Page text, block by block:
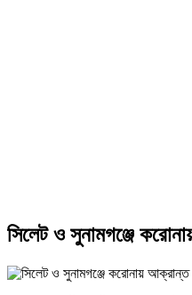
সিলেট ও সুনামগঞ্জে